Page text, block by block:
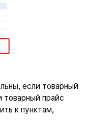
если товарный
товарный прайс
к пунктам,